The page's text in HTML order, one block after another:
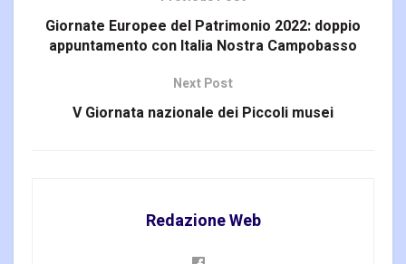
Giornate Europee del Patrimonio 2022: doppio
appuntamento con Italia Nostra Campobasso
Next Post
V Giornata nazionale dei Piccoli musei
Redazione Web